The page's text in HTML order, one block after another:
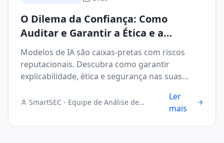
O Dilema da Confiança: Como
Auditar e Garantir a Ética e a
Segurança dos Modelos de IA no Seu
Negócio
Modelos de IA são caixas-pretas com riscos
reputacionais. Descubra como garantir
explicabilidade, ética e segurança nas suas
SmartSEC - Equipe de Análise de
Ler
mais